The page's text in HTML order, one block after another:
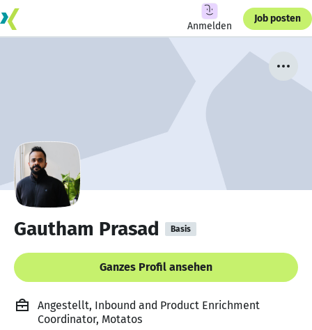
Anmelden
Job posten
Gautham Prasad Basis
Ganzes Profil ansehen
Angestellt, Inbound and Product Enrichment
Coordinator, Motatos